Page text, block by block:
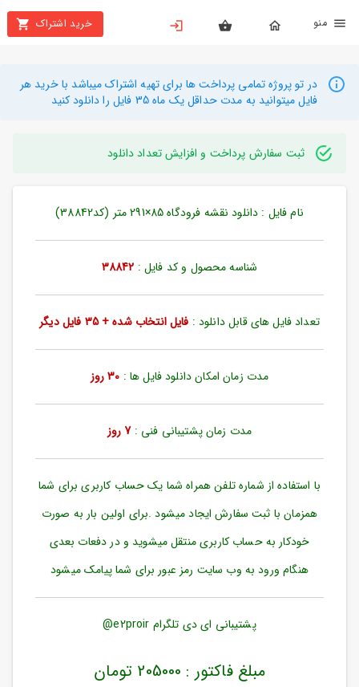
خرید اشتراک
بستن
محصولات
تهیه
راهنما
دانلود
کاربری
نام
بازیابی
رمز
مندی
ها
در تو پروژه تمامی پرداخت ها برای تهیه اشتراک میباشد با خرید هر
فایل میتوانید به مدت حداقل یک ماه 35 فایل را دانلود کنید
ثبت سفارش پرداخت و افزایش تعداد دانلود
نام فایل : دانلود نقشه فرودگاه 85×291 متر (کد38842)
شناسه محصول و کد فایل : 38842
تعداد فایل های قابل دانلود : فایل انتخاب شده + 35 فایل دیگر
مدت زمان امکان دانلود فایل ها : 30 روز
مدت زمان پشتیبانی فنی :7 روز
با استفاده از شماره تلفن همراه شما یک حساب کاربری برای شما
همزمان با ثبت سفارش ایجاد میشود .برای اولین بار به صورت
خودکار به حساب کاربری منتقل میشوید و در دفعات بعدی
هنگام ورود به وب سایت رمز عبور برای شما پیامک میشود
پشتیبانی ای دی تلگرام e2proir@
مبلغ فاکتور : 205000 تومان